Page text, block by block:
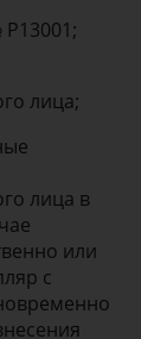
лица;
лица в
или
с